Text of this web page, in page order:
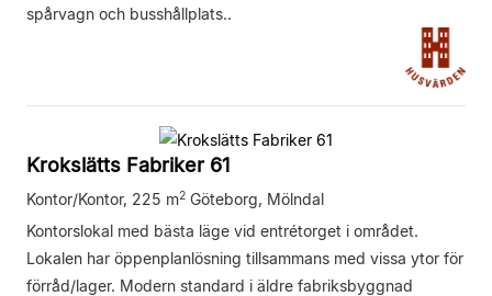
spårvagn och busshållplats..
Krokslätts Fabriker 61
Kontor/Kontor, 225 m2 Göteborg, Mölndal
Kontorslokal med bästa läge vid entrétorget i området.
Lokalen har öppenplanlösning tillsammans med vissa ytor för
förråd/lager. Modern standard i äldre fabriksbyggnad